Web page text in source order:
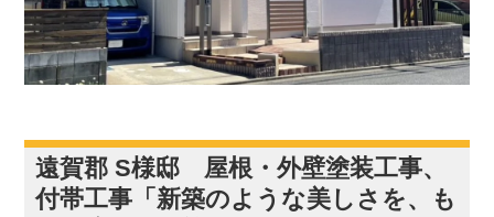
遠賀郡 S様邸 屋根・外壁塗装工事、
付帯工事「新築のような美しさを、も